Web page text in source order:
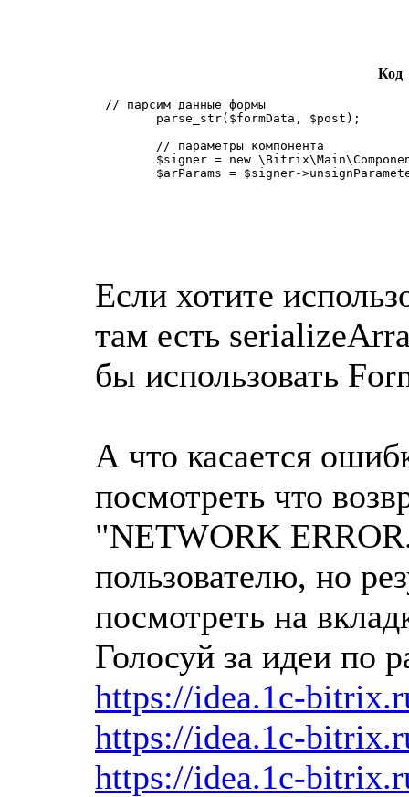
Код
// парсим данные формы
parse_str($formData, $post);
// параметры компонента
$signer = new
$arParams = $signer-
Если хотите
там есть
бы использовать
А что касается
посмотреть что
"NETWORK
пользователю, но
посмотреть на
Голосуй за идеи по
https://idea.1c-
https://idea.1c-
https://idea.1c-